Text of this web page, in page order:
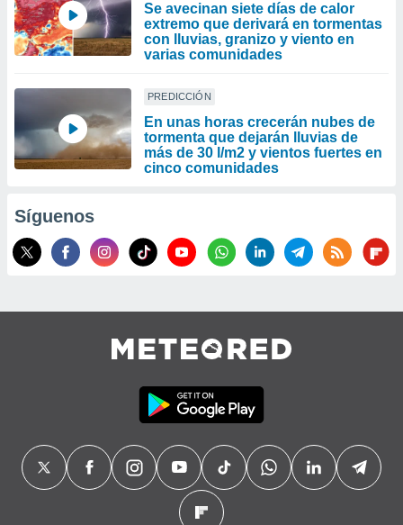
Se avecinan siete días de calor
extremo que derivará en tormentas
con lluvias, granizo y viento en
varias comunidades
PREDICCIÓN
En unas horas crecerán nubes de
tormenta que dejarán lluvias de
más de 30 l/m2 y vientos fuertes en
cinco comunidades
Síguenos